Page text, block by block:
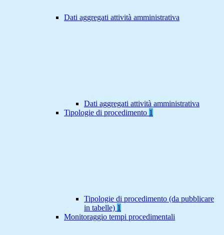
Dati aggregati attività amministrativa
Dati aggregati attività amministrativa
Tipologie di procedimento 1
Tipologie di procedimento (da pubblicare
in tabelle) 1
Monitoraggio tempi procedimentali